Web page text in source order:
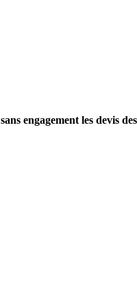
sans engagement les devis